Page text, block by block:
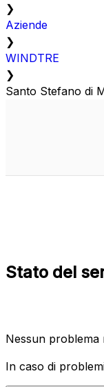
❯
Aziende
❯
WINDTRE
❯
Santo Stefano di
Stato del
Nessun problema
In caso di